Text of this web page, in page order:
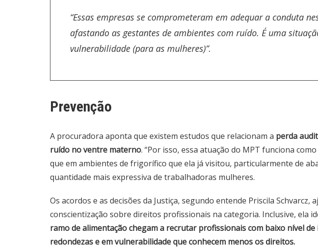
“Essas empresas se comprometeram em adequar a conduta
afastando as gestantes de ambientes com ruído. É uma
vulnerabilidade (para as mulheres)”.
Prevenção
A procuradora aponta que existem estudos que relacionam a perda
ruído no ventre materno. “Por isso, essa atuação do MPT funciona
que em ambientes de frigorífico que ela já visitou, particularmente de
quantidade mais expressiva de trabalhadoras mulheres.
Os acordos e as decisões da Justiça, segundo entende Priscila Schvarcz,
conscientização sobre direitos profissionais na categoria. Inclusive, ela
ramo de alimentação chegam a recrutar profissionais com baixo nível de
redondezas e em vulnerabilidade que conhecem menos os direitos.